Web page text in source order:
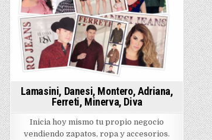
Lamasini, Danesi, Montero, Adriana,
Ferreti, Minerva, Diva
Inicia hoy mismo tu propio negocio
vendiendo zapatos, ropa y accesorios.